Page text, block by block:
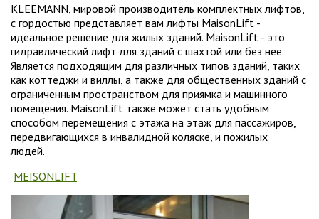
KLEEMANN, мировой производитель комплектных лифтов,
с гордостью представляет вам лифты MaisonLift -
идеальное решение для жилых зданий. MaisonLift - это
гидравлический лифт для зданий с шахтой или без нее.
Является подходящим для различных типов зданий, таких
как коттеджи и виллы, а также для общественных зданий с
ограниченным пространством для приямка и машинного
помещения. MaisonLift также может стать удобным
способом перемещения с этажа на этаж для пассажиров,
передвигающихся в инвалидной коляске, и пожилых
людей.
MEISONLIFT